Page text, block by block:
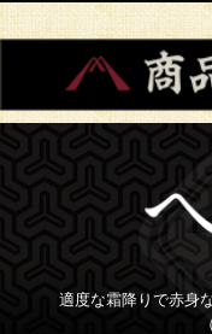
適度な霜降りで赤身